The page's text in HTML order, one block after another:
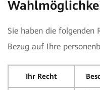
Sie haben die folgenden
Bezug auf Ihre
Ihr Recht